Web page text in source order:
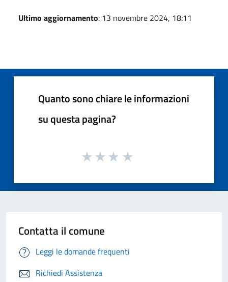
Ultimo aggiornamento: 13 novembre 2024, 18:11
Quanto sono chiare le informazioni
su questa pagina?
Contatta il comune
Leggi le domande frequenti
Richiedi Assistenza